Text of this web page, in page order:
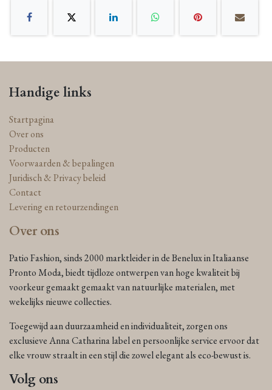
Handige links
Startpagina
Over ons
Producten
Voorwaarden & bepalingen
Juridisch & Privacy beleid
Contact
Levering en retourzendingen
Over ons
Patio Fashion, sinds 2000 marktleider in de Benelux in Italiaanse
Pronto Moda, biedt tijdloze ontwerpen van hoge kwaliteit bij
voorkeur gemaakt gemaakt van natuurlijke materialen, met
wekelijks nieuwe collecties.
Toegewijd aan duurzaamheid en individualiteit, zorgen ons
exclusieve Anna Catharina label en persoonlijke service ervoor dat
elke vrouw straalt in een stijl die zowel elegant als eco-bewust is.
Volg ons